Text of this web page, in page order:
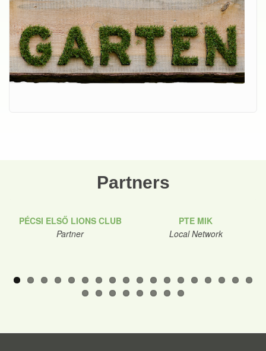
Partners
PÉCSI ELSŐ LIONS CLUB
Partner
PTE MIK
Local Network